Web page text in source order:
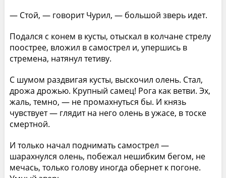
— Стой, — говорит Чурил, — большой зверь идет.
Подался с конем в кусты, отыскал в колчане стрелу
поострее, вложил в самострел и, упершись в
стремена, натянул тетиву.
С шумом раздвигая кусты, выскочил олень. Стал,
дрожа дрожью. Крупный самец! Рога как ветви. Эх,
жаль, темно, — не промахнуться бы. И князь
чувствует — глядит на него олень в ужасе, в тоске
смертной.
И только начал поднимать самострел —
шарахнулся олень, побежал нешибким бегом, не
мечась, только голову иногда обернет к погоне.